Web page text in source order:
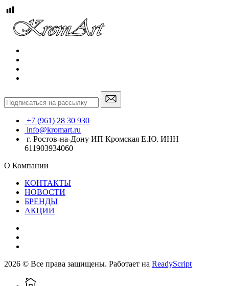
+7 (961) 28 30 930
info@kromart.ru
г. Ростов-на-Дону ИП Кромская Е.Ю. ИНН
611903934060
О Компании
КОНТАКТЫ
НОВОСТИ
БРЕНДЫ
АКЦИИ
2026 © Все права защищены. Работает на ReadyScript